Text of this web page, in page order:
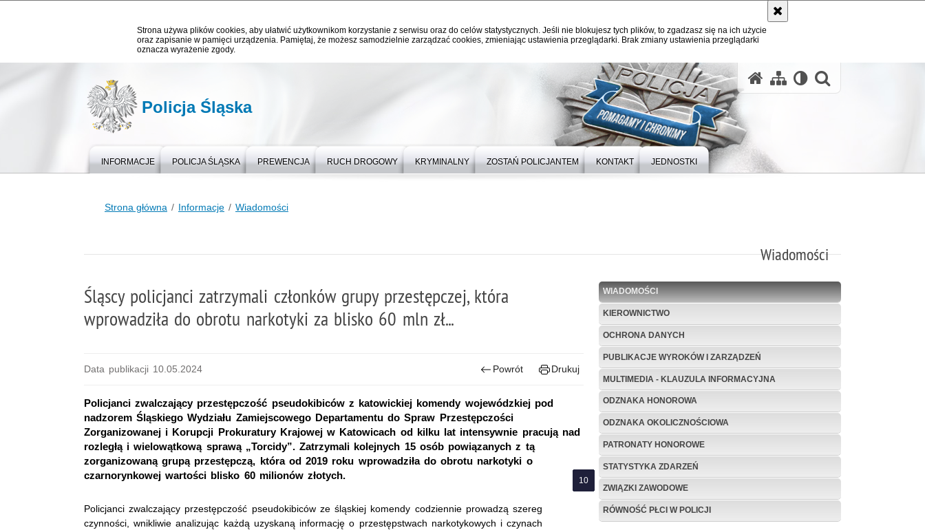
Strona używa plików cookies, aby ułatwić użytkownikom korzystanie z serwisu oraz do celów statystycznych. Jeśli nie blokujesz tych plików, to zgadzasz się na ich użycie
oraz zapisanie w pamięci urządzenia. Pamiętaj, że możesz samodzielnie zarządzać cookies, zmieniając ustawienia przeglądarki. Brak zmiany ustawienia przeglądarki
oznacza wyrażenie zgody.
Policja Śląska
INFORMACJE POLICJA ŚLĄSKA PREWENCJA RUCH DROGOWY KRYMINALNY ZOSTAŃ POLICJANTEM KONTAKT JEDNOSTKI
Strona główna Informacje Wiadomości
Wiadomości
WIADOMOŚCI
KIEROWNICTWO
OCHRONA DANYCH
PUBLIKACJE WYROKÓW I ZARZĄDZEŃ
MULTIMEDIA - KLAUZULA INFORMACYJNA
ODZNAKA HONOROWA
ODZNAKA OKOLICZNOŚCIOWA
PATRONATY HONOROWE
STATYSTYKA ZDARZEŃ
ZWIĄZKI ZAWODOWE
RÓWNOŚĆ PŁCI W POLICJI
Śląscy policjanci zatrzymali członków grupy przestępczej, która
wprowadziła do obrotu narkotyki za blisko 60 mln zł...
Data publikacji 10.05.2024 Powrót Drukuj
Policjanci zwalczający przestępczość pseudokibiców z katowickiej komendy wojewódzkiej pod
nadzorem Śląskiego Wydziału Zamiejscowego Departamentu do Spraw Przestępczości
Zorganizowanej i Korupcji Prokuratury Krajowej w Katowicach od kilku lat intensywnie pracują nad
rozległą i wielowątkową sprawą „Torcidy”. Zatrzymali kolejnych 15 osób powiązanych z tą
zorganizowaną grupą przestępczą, która od 2019 roku wprowadziła do obrotu narkotyki o
czarnorynkowej wartości blisko 60 milionów złotych.
Policjanci zwalczający przestępczość pseudokibiców ze śląskiej komendy codziennie prowadzą szereg
czynności, wnikliwie analizując każdą uzyskaną informację o przestępstwach narkotykowych i czynach